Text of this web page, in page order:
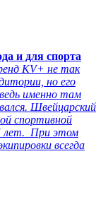
и для спорта
KV+ не так
но его
именно там
Швейцарский
спортивной
лет. При этом
всегда